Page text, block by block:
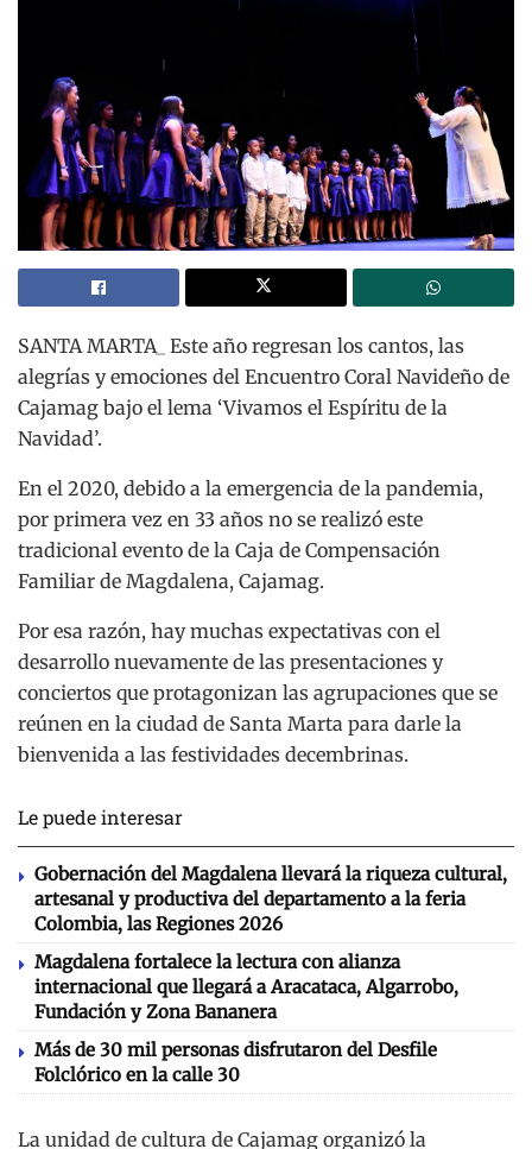
SANTA MARTA_ Este año regresan los cantos, las
alegrías y emociones del Encuentro Coral Navideño de
Cajamag bajo el lema ‘Vivamos el Espíritu de la
Navidad’.
En el 2020, debido a la emergencia de la pandemia,
por primera vez en 33 años no se realizó este
tradicional evento de la Caja de Compensación
Familiar de Magdalena, Cajamag.
Por esa razón, hay muchas expectativas con el
desarrollo nuevamente de las presentaciones y
conciertos que protagonizan las agrupaciones que se
reúnen en la ciudad de Santa Marta para darle la
bienvenida a las festividades decembrinas.
Le puede interesar
Gobernación del Magdalena llevará la riqueza cultural,
artesanal y productiva del departamento a la feria
Colombia, las Regiones 2026
Magdalena fortalece la lectura con alianza
internacional que llegará a Aracataca, Algarrobo,
Fundación y Zona Bananera
Más de 30 mil personas disfrutaron del Desfile
Folclórico en la calle 30
La unidad de cultura de Cajamag organizó la